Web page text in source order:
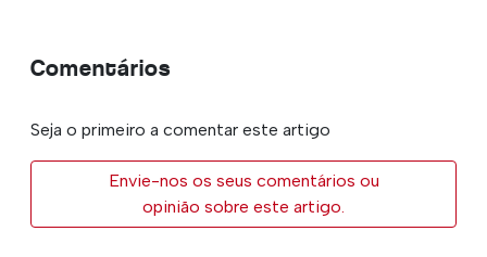
Comentários
Seja o primeiro a comentar este artigo
Envie-nos os seus comentários ou
opinião sobre este artigo.